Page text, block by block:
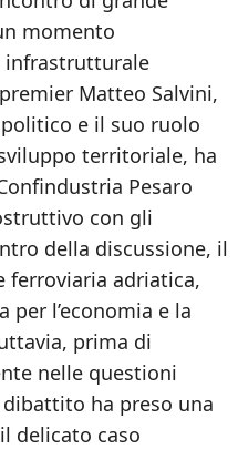
momento
Matteo Salvini,
e il suo ruolo
territoriale, ha
Pesaro
con gli
della discussione, il
ferroviaria adriatica,
l’economia e la
prima di
nelle questioni
ha preso una
delicato caso